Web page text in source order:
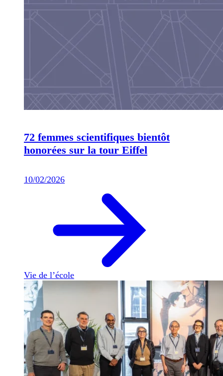
72 femmes scientifiques bientôt
honorées sur la tour Eiffel
10/02/2026
Vie de l’école